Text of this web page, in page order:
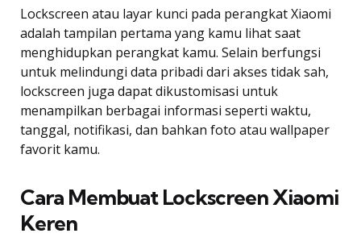
Lockscreen atau layar kunci pada perangkat Xiaomi
adalah tampilan pertama yang kamu lihat saat
menghidupkan perangkat kamu. Selain berfungsi
untuk melindungi data pribadi dari akses tidak sah,
lockscreen juga dapat dikustomisasi untuk
menampilkan berbagai informasi seperti waktu,
tanggal, notifikasi, dan bahkan foto atau wallpaper
favorit kamu.
Cara Membuat Lockscreen Xiaomi
Keren